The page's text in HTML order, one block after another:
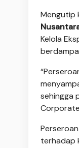
Mengutip
Kelola
sehingga
terhadap